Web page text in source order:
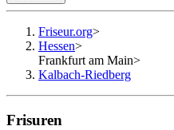
Friseur.org>
Hessen>
Frankfurt am Main>
Kalbach-Riedberg
Frisuren